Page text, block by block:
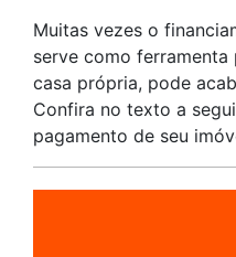
Muitas vezes o
serve como
casa própria, pode
Confira no texto a
pagamento de seu